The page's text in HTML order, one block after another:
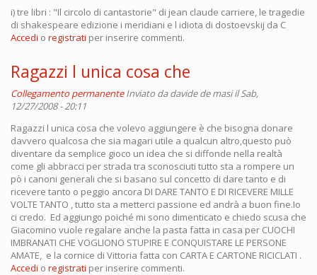
i) tre libri : "Il circolo di cantastorie" di jean claude carriere, le tragedie
di shakespeare edizione i meridiani e l idiota di dostoevskij da C
Accedi o registrati per inserire commenti.
Ragazzi l unica cosa che
Collegamento permanente Inviato dadavide de masiil Sab,
12/27/2008 - 20:11
Ragazzi l unica cosa che volevo aggiungere è che bisogna donare
davvero qualcosa che sia magari utile a qualcun altro,questo può
diventare da semplice gioco un idea che si diffonde nella realtà
come gli abbracci per strada tra sconosciuti tutto sta a rompere un
pò i canoni generali che si basano sul concetto di dare tanto e di
ricevere tanto o peggio ancora DI DARE TANTO E DI RICEVERE MILLE
VOLTE TANTO , tutto sta a metterci passione ed andrà a buon fine.Io
ci credo. Ed aggiungo poiché mi sono dimenticato e chiedo scusa che
Giacomino vuole regalare anche la pasta fatta in casa per CUOCHI
IMBRANATI CHE VOGLIONO STUPIRE E CONQUISTARE LE PERSONE
AMATE, e la cornice di Vittoria fatta con CARTA E CARTONE RICICLATI .
Accedi o registrati per inserire commenti.